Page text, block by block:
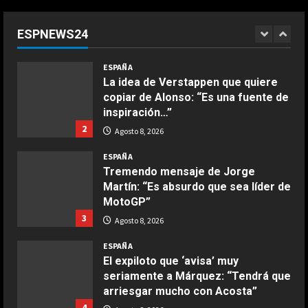
ESPNEWS24
1
2
ESPAÑA
La idea de Verstappen que quiere
copiar de Alonso: “Es una fuente de
inspiración…”
Agosto 8, 2026
3
ESPAÑA
Tremendo mensaje de Jorge
Martín: “Es absurdo que sea líder de
MotoGP”
Agosto 8, 2026
ESPAÑA
El expiloto que ‘avisa’ muy
seriamente a Márquez: “Tendrá que
arriesgar mucho con Acosta”
Ensalada de espinacas deliciosa
COCINA
Boquerones fritos en freidora de
aire
Aprile 24, 2026
Buñuelos de alcachofas
Aprile 5, 2026